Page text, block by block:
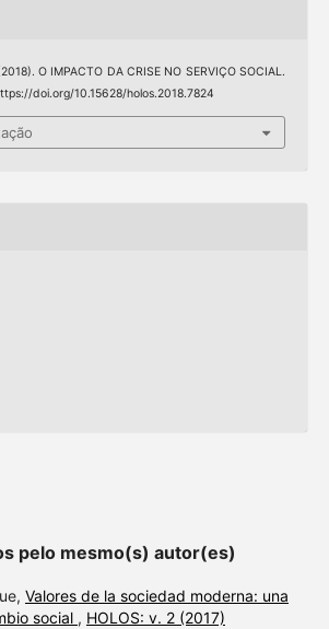
O IMPACTO DA CRISE NO SERVIÇO SOCIAL.
doi.org/10.15628/holos.2018.7824
pelo mesmo(s) autor(es)
Valores de la sociedad moderna: una
social , HOLOS: v. 2 (2017)